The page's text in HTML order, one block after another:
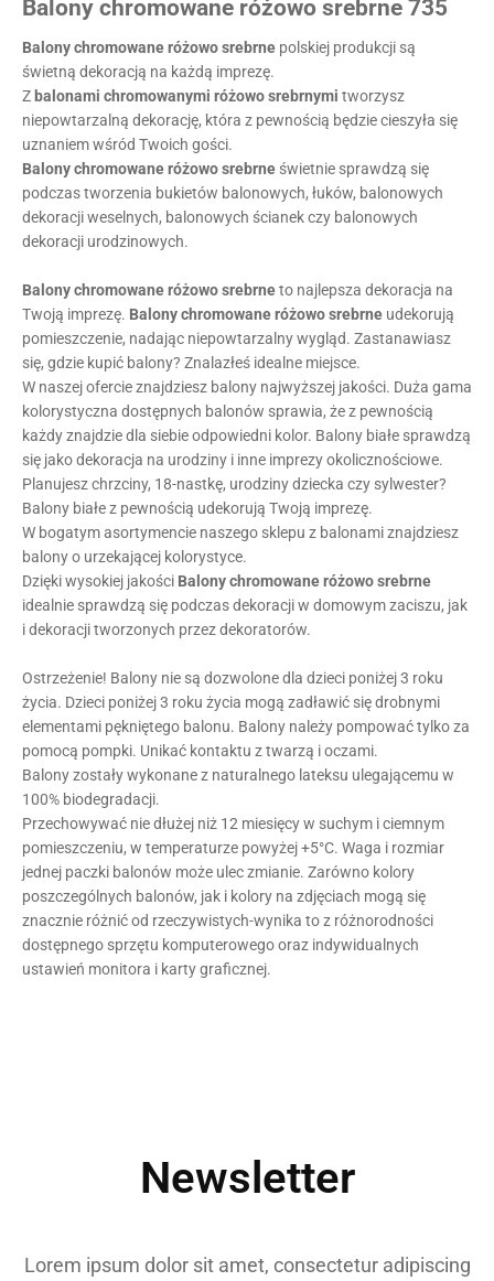
Balony chromowane różowo srebrne 735
Balonychromowaneróżowosrebrne polskiej produkcji są
świetną dekoracją na każdą imprezę.
Z balonami chromowanymi różowosrebrnymi tworzysz
niepowtarzalną dekorację, która z pewnością będzie cieszyła się
uznaniem wśród Twoich gości.
Balonychromowaneróżowosrebrne świetnie sprawdzą się
podczas tworzenia bukietów balonowych, łuków, balonowych
dekoracji weselnych, balonowych ścianek czy balonowych
dekoracji urodzinowych.
Balonychromowaneróżowosrebrneto najlepsza dekoracja na
Twoją imprezę. Balonychromowaneróżowosrebrne udekorują
pomieszczenie, nadając niepowtarzalny wygląd. Zastanawiasz
się, gdzie kupić balony? Znalazłeś idealne miejsce.
W naszej ofercie znajdziesz balony najwyższej jakości. Duża gama
kolorystyczna dostępnych balonów sprawia, że z pewnością
każdy znajdzie dla siebie odpowiedni kolor. Balony białe sprawdzą
się jako dekoracja na urodziny i inne imprezy okolicznościowe.
Planujesz chrzciny, 18-nastkę, urodziny dziecka czy sylwester?
Balony białe z pewnością udekorują Twoją imprezę.
W bogatym asortymencie naszego sklepu z balonami znajdziesz
balony o urzekającej kolorystyce.
Dzięki wysokiej jakości Balonychromowaneróżowosrebrne
idealnie sprawdzą się podczas dekoracji w domowym zaciszu, jak
i dekoracji tworzonych przez dekoratorów.
Ostrzeżenie! Balony nie są dozwolone dla dzieci poniżej 3 roku
życia. Dzieci poniżej 3 roku życia mogą zadławić się drobnymi
elementami pękniętego balonu. Balony należy pompować tylko za
pomocą pompki. Unikać kontaktu z twarzą i oczami.
Balony zostały wykonane z naturalnego lateksu ulegającemu w
100% biodegradacji.
Przechowywać nie dłużej niż 12 miesięcy w suchym i ciemnym
pomieszczeniu, w temperaturze powyżej +5°C. Waga i rozmiar
jednej paczki balonów może ulec zmianie. Zarówno kolory
poszczególnych balonów, jak i kolory na zdjęciach mogą się
znacznie różnić od rzeczywistych-wynika to z różnorodności
dostępnego sprzętu komputerowego oraz indywidualnych
ustawień monitora i karty graficznej.
Newsletter
Lorem ipsum dolor sit amet, consectetur adipiscing